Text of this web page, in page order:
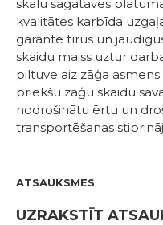
skalu sagataves
kvalitātes karbīda
garantē tīrus un
skaidu maiss uztur
piltuve aiz zāģa asmens
priekšu zāģu skaidu
nodrošinātu ērtu un
transportēšanas
ATSAUKSMES
UZRAKSTĪT